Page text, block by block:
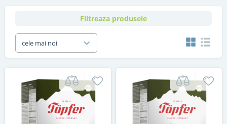
Filtreaza produsele
cele mai noi